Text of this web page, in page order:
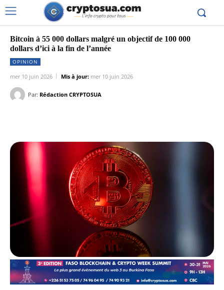
Bitcoin à 55 000 dollars malgré un objectif de 100 000
dollars d’ici à la fin de l’année
OPINION
mer 10 juin 2026 Mis à jour: mer 10 juin 2026
Par: Rédaction CRYPTOSUA